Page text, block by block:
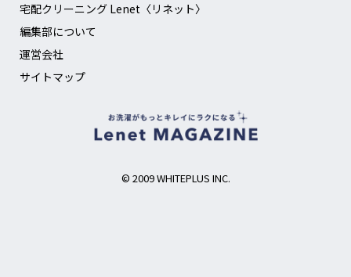
宅配クリーニング Lenet〈リネット〉
編集部について
運営会社
サイトマップ
© 2009 WHITEPLUS INC.